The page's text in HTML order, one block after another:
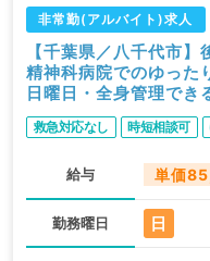
非常勤(アルバイト)求人
【千葉県／八千代市
精神科病院でのゆっ
日曜日・全身管理でき
救急対応なし 時短相談可
給与 単価
勤務曜日 日